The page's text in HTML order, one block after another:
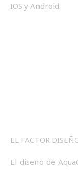
IOS y Android.
EL FACTOR
El diseño de